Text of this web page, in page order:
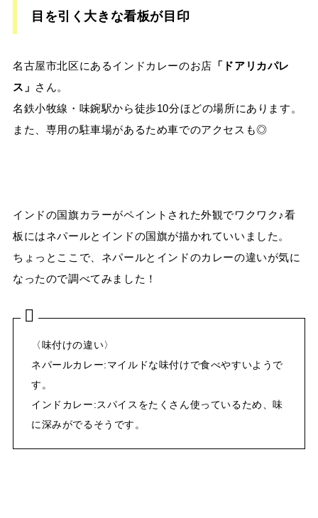
目を引く大きな看板が目印
名古屋市北区にあるインドカレーのお店 「ドアリカパレ
ス」 さん。
名鉄小牧線・味鋺駅から徒歩10分ほどの場所にあります。
また、専用の駐車場があるため車でのアクセスも◎
インドの国旗カラーがペイントされた外観でワクワク♪看
板にはネパールとインドの国旗が描かれていいました。
ちょっとここで、ネパールとインドのカレーの違いが気に
なったので調べてみました！
〈味付けの違い〉
ネパールカレー:マイルドな味付けで食べやすいようで
す。
インドカレー:スパイスをたくさん使っているため、味
に深みがでるそうです。